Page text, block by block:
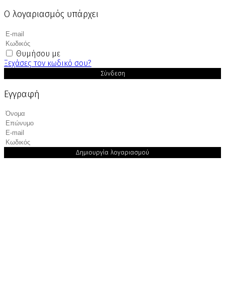
Ο λογαριασμός υπάρχει
Θυμήσου με
Ξεχάσες τον κωδικό σου?
Σύνδεση
Εγγραφή
Δημιουργία λογαριασμού